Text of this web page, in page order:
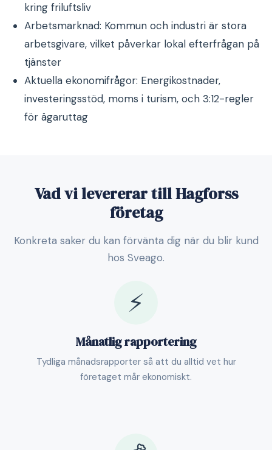
kring friluftsliv
Arbetsmarknad: Kommun och industri är stora
arbetsgivare, vilket påverkar lokal efterfrågan på
tjänster
Aktuella ekonomifrågor: Energikostnader,
investeringsstöd, moms i turism, och 3:12-regler
för ägaruttag
Vad vi levererar till Hagforss
företag
Konkreta saker du kan förvänta dig när du blir kund
hos Sveago.
⚡
Månatlig rapportering
Tydliga månadsrapporter så att du alltid vet hur
företaget mår ekonomiskt.